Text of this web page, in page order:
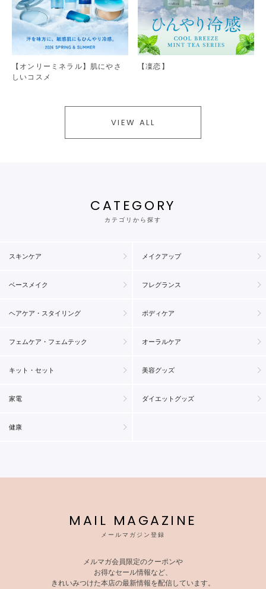
【オンリーミネラル】肌にやさ
しいコスメ
【凜恋】
VIEW ALL
CATEGORY
カテゴリから探す
スキンケア メイクアップ
ベースメイク フレグランス
ヘアケア・スタイリング ボディケア
フェムケア・フェムテック オーラルケア
キット・セット 美容グッズ
家電 ダイエットグッズ
健康
MAIL MAGAZINE
メールマガジン登録
メルマガ会員限定のクーポンや
お得なセール情報など、
きれいみつけた本店の最新情報を配信しています。